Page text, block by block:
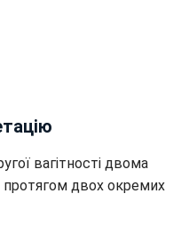
вагітності двома
двох окремих